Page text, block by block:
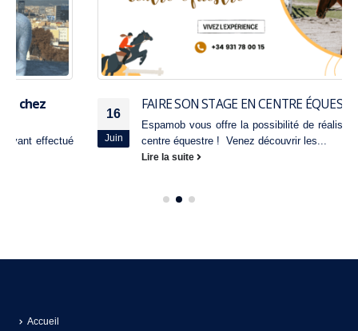
Juin
FAIRE SON STAGE EN CENTRE ÉQUESTRE
Espamob vous offre la possibilité de réaliser votre stage en
centre équestre ! Venez découvrir les...